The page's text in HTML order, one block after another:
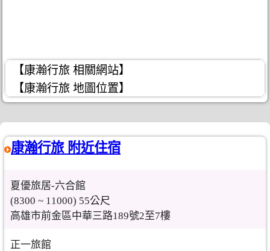
【康瀚行旅 相關網站】
【康瀚行旅 地圖位置】
康瀚行旅 附近住宿
夏優旅居-六合館
(8300 ~ 11000) 55公尺
高雄市前金區中華三路189號2至7樓
正一旅館